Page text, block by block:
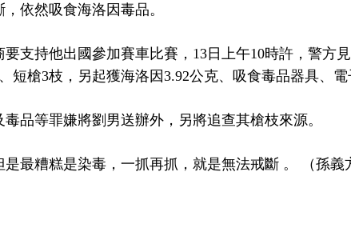
依然吸食海洛因毒品。
支持他出國參加賽車比賽，13日上午10時許，警方
槍3枝，另起獲海洛因3.92公克、吸食毒品器具、電
品等罪嫌將劉男送辦外，另將追查其槍枝來源。
最糟糕是染毒，一抓再抓，就是無法戒斷 。 （孫義